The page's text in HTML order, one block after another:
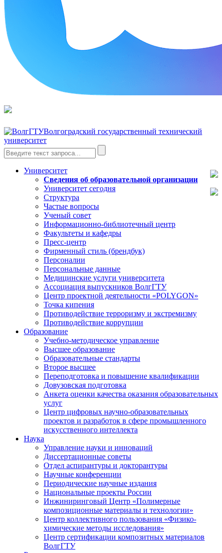
Волгоградский государственный технический
университет
Университет
Сведения об образовательной организации
Университет сегодня
Структура
Частые вопросы
Ученый совет
Информационно-библиотечный центр
Факультеты и кафедры
Пресс-центр
Фирменный стиль (брендбук)
Персоналии
Персональные данные
Медицинские услуги университета
Ассоциация выпускников ВолгГТУ
Центр проектной деятельности «POLYGON»
Точка кипения
Противодействие терроризму и экстремизму
Противодействие коррупции
Образование
Учебно-методическое управление
Высшее образование
Образовательные стандарты
Второе высшее
Переподготовка и повышение квалификации
Довузовская подготовка
Анкета оценки качества оказания образовательных
услуг
Центр цифровых научно-образовательных
проектов и разработок в сфере промышленного
искусственного интеллекта
Наука
Управление науки и инноваций
Диссертационные советы
Отдел аспирантуры и докторантуры
Научные конференции
Периодические научные издания
Национальные проекты России
Инжиниринговый Центр «Полимерные
композиционные материалы и технологии»
Центр коллективного пользования «Физико-
химические методы исследования»
Центр сертификации композитных материалов
ВолгГТУ